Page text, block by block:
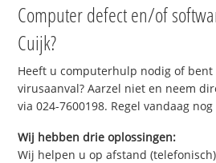
Computer defect en/of
Cuijk?
Heeft u computerhulp nodig of
virusaanval? Aarzel niet en neem
via 024-7600198. Regel vandaag
Wij hebben drie oplossingen:
Wij helpen u op afstand